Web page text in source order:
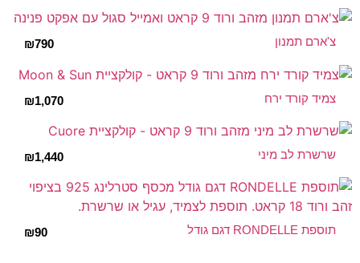
צ'ארם תמנון ₪790
צמיד קורד ירח ₪1,070
שרשרת לב מיני ₪1,440
תוספת RONDELLE דגם גודל ₪90